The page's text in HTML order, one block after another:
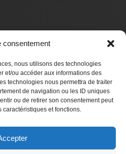
consentement
nous utilisons des technologies
et/ou accéder aux informations des
technologies nous permettra de traiter
de navigation ou les ID uniques
ou de retirer son consentement peut
caractéristiques et fonctions.